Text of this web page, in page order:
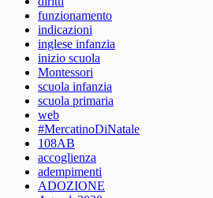
funzionamento
indicazioni
inglese infanzia
inizio scuola
Montessori
scuola infanzia
scuola primaria
web
#MercatinoDiNatale
108AB
accoglienza
adempimenti
ADOZIONE